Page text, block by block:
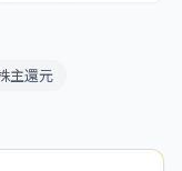
主還元